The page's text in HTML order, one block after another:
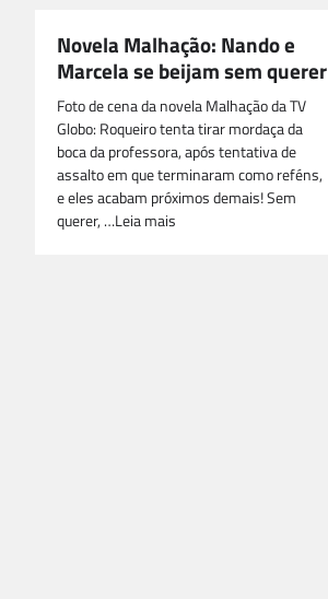
Novela Malhação: Nando e
Marcela se beijam sem querer
Foto de cena da novela Malhação da TV
Globo: Roqueiro tenta tirar mordaça da
boca da professora, após tentativa de
assalto em que terminaram como reféns,
e eles acabam próximos demais! Sem
querer, …Leia mais